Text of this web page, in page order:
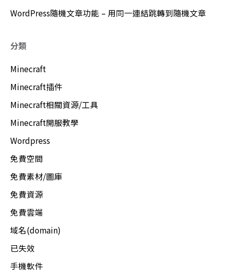
WordPress隨機文章功能 – 用同一連結跳轉到隨機文章
分類
Minecraft
Minecraft插件
Minecraft相關資源/工具
Minecraft開服教學
Wordpress
免費空間
免費素材/圖庫
免費資源
免費雲端
域名(domain)
已失效
手機軟件